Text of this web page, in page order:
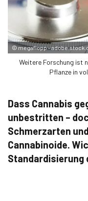
©megaflopp –
Weitere Forschung ist
Pflanze in
Dass Cannabis
unbestritten –
Schmerzarten
Cannabinoide.
Standardisierung